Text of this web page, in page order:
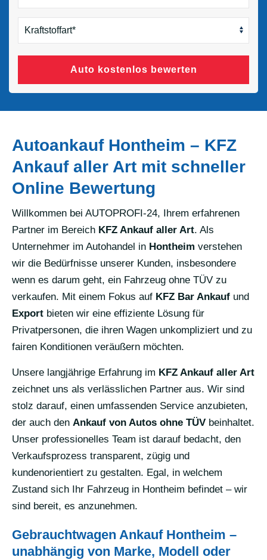
Auto kostenlos bewerten
Autoankauf Hontheim – KFZ
Ankauf aller Art mit schneller
Online Bewertung
Willkommen bei AUTOPROFI-24, Ihrem erfahrenen
Partner im Bereich KFZ Ankauf aller Art. Als
Unternehmer im Autohandel in Hontheim verstehen
wir die Bedürfnisse unserer Kunden, insbesondere
wenn es darum geht, ein Fahrzeug ohne TÜV zu
verkaufen. Mit einem Fokus auf KFZ Bar Ankauf und
Export bieten wir eine effiziente Lösung für
Privatpersonen, die ihren Wagen unkompliziert und zu
fairen Konditionen veräußern möchten.
Unsere langjährige Erfahrung im KFZ Ankauf aller Art
zeichnet uns als verlässlichen Partner aus. Wir sind
stolz darauf, einen umfassenden Service anzubieten,
der auch den Ankauf von Autos ohne TÜV beinhaltet.
Unser professionelles Team ist darauf bedacht, den
Verkaufsprozess transparent, zügig und
kundenorientiert zu gestalten. Egal, in welchem
Zustand sich Ihr Fahrzeug in Hontheim befindet – wir
sind bereit, es anzunehmen.
Gebrauchtwagen Ankauf Hontheim –
unabhängig von Marke, Modell oder